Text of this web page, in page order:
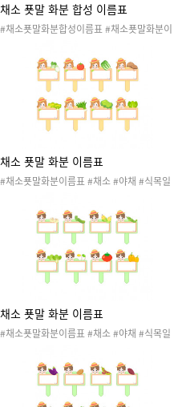
채소 푯말 화분 합성 이름표
#채소푯말화분합성이름표 #채소푯말화분이
나무심기 #나무심는날 #자연 #자연물 #꽃 #
식물 #작물 #봄 #봄행사 #식목일행사 #봄도
안 #봄활동 #식목일도안 #식목일활동 #원예
활동 #텃밭활동 #이름표 #텃밭이름표 #식목
일이름표 #화분이름표 #야채이름표 #채소이
름표 #가지 #감자 #강낭콩 #고구마 #고추 #
채소 푯말 화분 이름표
#채소푯말화분이름표 #채소 #야채 #식목일
연 #자연물 #꽃 #식물 #작물 #봄 #봄행사 #
식목일행사 #봄도안 #봄활동 #식목일도안 #
식목일활동 #원예활동 #텃밭활동 #이름표 #
텃밭이름표 #식목일이름표 #화분이름표 #야
채이름표 #채소이름표 #무 #방울토마토 #배
추 #버섯 #봄동 #부추 #브로콜리 #상추
채소 푯말 화분 이름표
#채소푯말화분이름표 #채소 #야채 #식목일
연 #자연물 #꽃 #식물 #작물 #봄 #봄행사 #
식목일행사 #봄도안 #봄활동 #식목일도안 #
식목일활동 #원예활동 #텃밭활동 #이름표 #